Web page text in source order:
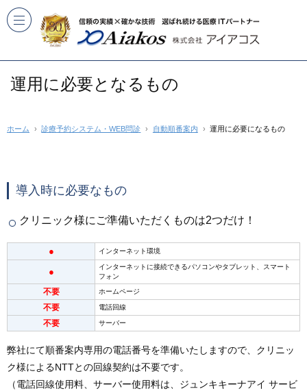
運用に必要となるもの
ホーム 診療予約システム・WEB問診 自動順番案内 運用に必要になるもの
導入時に必要なもの
クリニック様にご準備いただくものは2つだけ！
● インターネット環境
●
インターネットに接続できるパソコンやタブレット、スマート
フォン
不要 ホームページ
不要 電話回線
不要 サーバー
弊社にて順番案内専用の電話番号を準備いたしますので、クリニッ
ク様によるNTTとの回線契約は不要です。
（電話回線使用料、サーバー使用料は、ジュンキキーナアイ サービ